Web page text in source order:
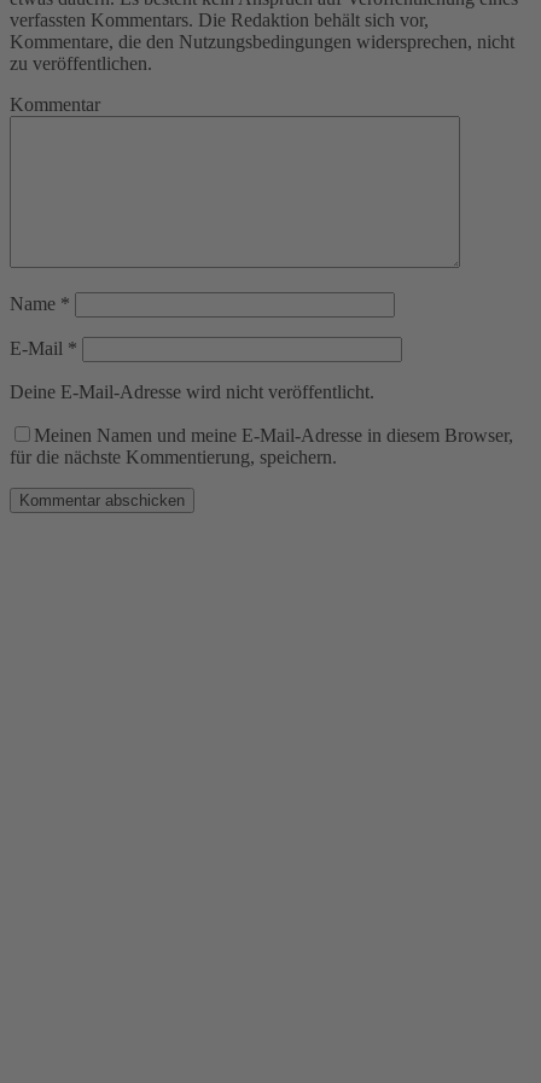
verfassten Kommentars. Die Redaktion behält sich vor,
Kommentare, die den Nutzungsbedingungen widersprechen, nicht
zu veröffentlichen.
Kommentar
Name *
E-Mail *
Deine E-Mail-Adresse wird nicht veröffentlicht.
Meinen Namen und meine E-Mail-Adresse in diesem Browser,
für die nächste Kommentierung, speichern.